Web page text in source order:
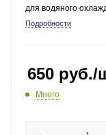
для водяного
Подробности
650 руб./
Много